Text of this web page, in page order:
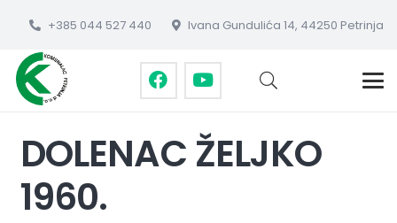
+385 044 527 440 Ivana Gundulića 14, 44250 Petrinja
DOLENAC ŽELJKO
1960.